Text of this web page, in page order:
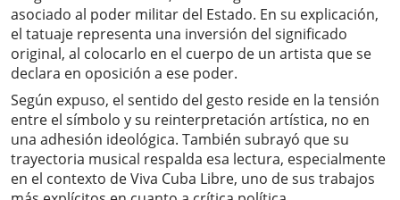
asociado al poder militar del Estado. En su explicación,
el tatuaje representa una inversión del significado
original, al colocarlo en el cuerpo de un artista que se
declara en oposición a ese poder.
Según expuso, el sentido del gesto reside en la tensión
entre el símbolo y su reinterpretación artística, no en
una adhesión ideológica. También subrayó que su
trayectoria musical respalda esa lectura, especialmente
en el contexto de Viva Cuba Libre, uno de sus trabajos